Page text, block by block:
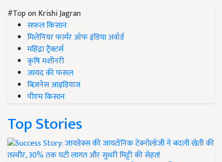
#Top on Krishi Jagran
सफल किसान
मिलेनियर फार्मर ऑफ इंडिया अवॉर्ड
महिंद्रा ट्रैक्टर्स
कृषि मशीनरी
जायद की फसल
बिज़नेस आइडियाज
पीएम किसान
Top Stories